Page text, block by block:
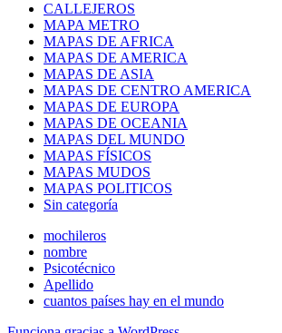
CALLEJEROS
MAPA METRO
MAPAS DE AFRICA
MAPAS DE AMERICA
MAPAS DE ASIA
MAPAS DE CENTRO AMERICA
MAPAS DE EUROPA
MAPAS DE OCEANIA
MAPAS DEL MUNDO
MAPAS FÍSICOS
MAPAS MUDOS
MAPAS POLITICOS
Sin categoría
mochileros
nombre
Psicotécnico
Apellido
cuantos países hay en el mundo